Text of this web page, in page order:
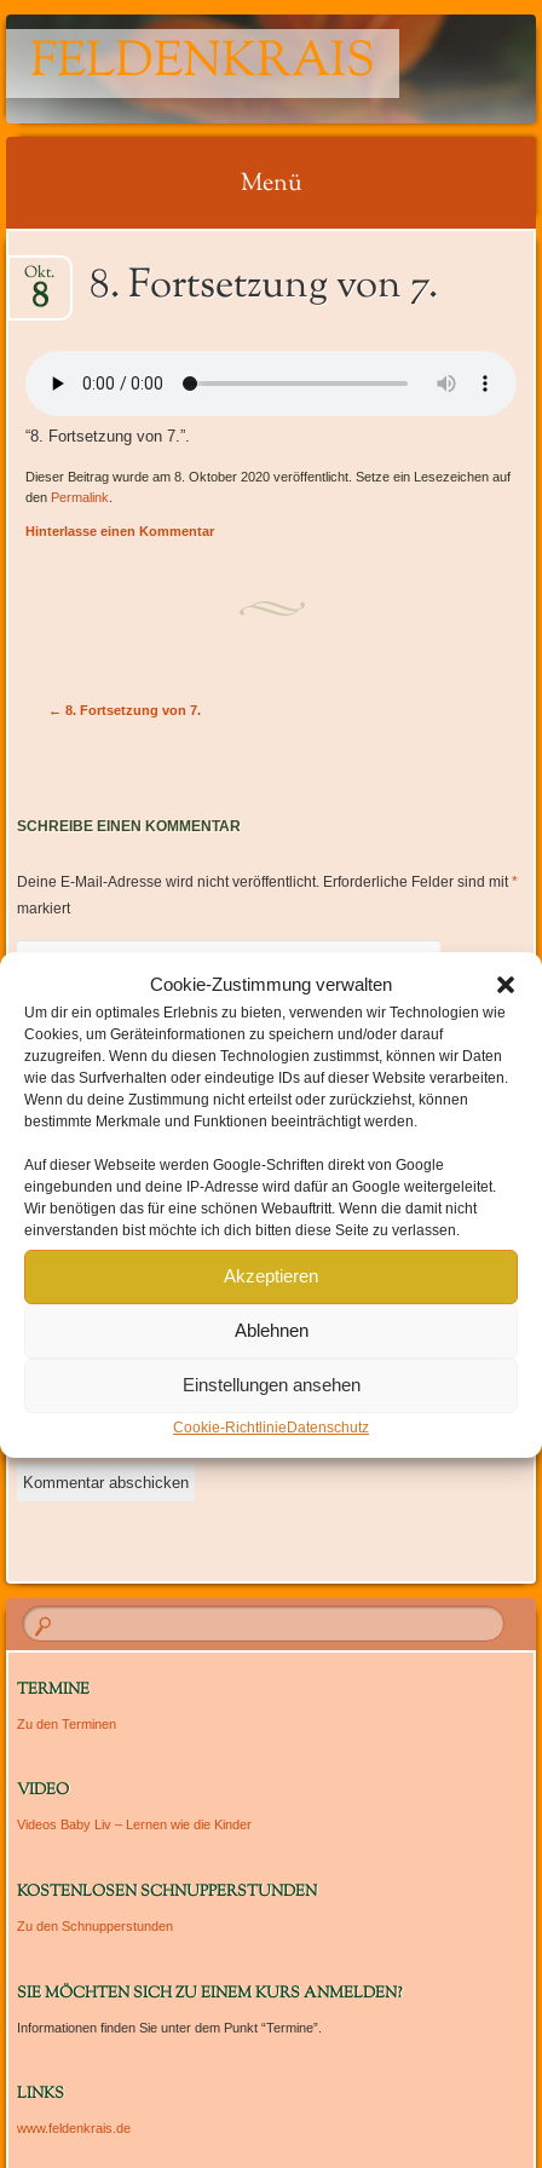
Cookie-Zustimmung verwalten
Um dir ein optimales Erlebnis zu bieten, verwenden wir Technologien wie
Cookies, um Geräteinformationen zu speichern und/oder darauf
zuzugreifen. Wenn du diesen Technologien zustimmst, können wir Daten
wie das Surfverhalten oder eindeutige IDs auf dieser Website verarbeiten.
Wenn du deine Zustimmung nicht erteilst oder zurückziehst, können
bestimmte Merkmale und Funktionen beeinträchtigt werden.
Auf dieser Webseite werden Google-Schriften direkt von Google
eingebunden und deine IP-Adresse wird dafür an Google weitergeleitet.
Wir benötigen das für eine schönen Webauftritt. Wenn die damit nicht
einverstanden bist möchte ich dich bitten diese Seite zu verlassen.
Akzeptieren
Ablehnen
Einstellungen ansehen
Cookie-RichtlinieDatenschutz
FELDENKRAIS
Menü
zum
8. Fortsetzung von 7.
Okt.
8
“8. Fortsetzung von 7.”.
Dieser Beitrag wurde am 8. Oktober 2020 veröffentlicht. Setze ein Lesezeichen auf
den Permalink
Hinterlasse einen Kommentar
Artikel-Navigation
← 8. Fortsetzung von 7.
SCHREIBE EINEN KOMMENTAR
Deine E-Mail-Adresse wird nicht veröffentlicht. Erforderliche Felder sind mit*
markiert
Name
E-Mail-Adresse*
Mit der Nutzung dieses Formulars erklärst du dich mit der
TERMINE
Zu den Terminen
VIDEO
Videos Baby Liv – Lernen wie die Kinder
KOSTENLOSEN SCHNUPPERSTUNDEN
Zu den Schnupperstunden
SIE MÖCHTEN SICH ZU EINEM KURS ANMELDEN?
Informationen finden Sie unter dem Punkt “Termine”.
LINKS
www.feldenkrais.de